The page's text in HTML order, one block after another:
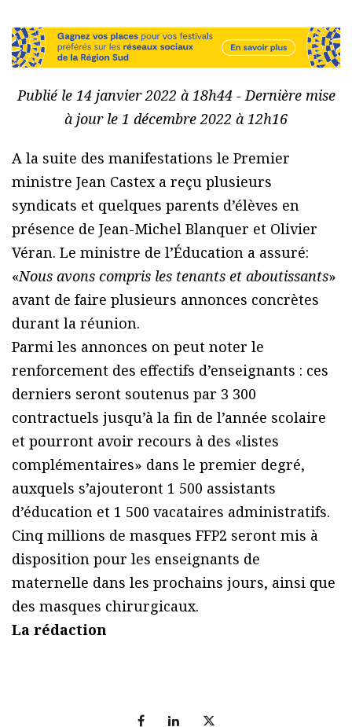
Publié le 14 janvier 2022 à 18h44 - Dernière mise
à jour le 1 décembre 2022 à 12h16
A la suite des manifestations le Premier
ministre Jean Castex a reçu plusieurs
syndicats et quelques parents d’élèves en
présence de Jean-Michel Blanquer et Olivier
Véran. Le ministre de l’Éducation a assuré:
«Nous avons compris les tenants et aboutissants»
avant de faire plusieurs annonces concrètes
durant la réunion.
Parmi les annonces on peut noter le
renforcement des effectifs d’enseignants : ces
derniers seront soutenus par 3 300
contractuels jusqu’à la fin de l’année scolaire
et pourront avoir recours à des «listes
complémentaires» dans le premier degré,
auxquels s’ajouteront 1 500 assistants
d’éducation et 1 500 vacataires administratifs.
Cinq millions de masques FFP2 seront mis à
disposition pour les enseignants de
maternelle dans les prochains jours, ainsi que
des masques chirurgicaux.
La rédaction